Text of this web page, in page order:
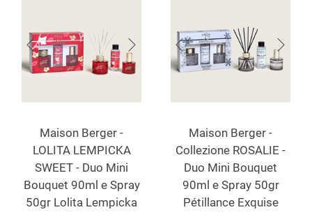
Maison Berger -
LOLITA LEMPICKA
SWEET - Duo Mini
Bouquet 90ml e Spray
50gr Lolita Lempicka
Maison Berger -
Collezione ROSALIE -
Duo Mini Bouquet
90ml e Spray 50gr
Pétillance Exquise